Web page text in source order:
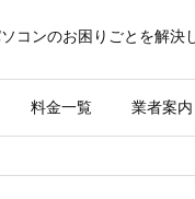
ンのお困りごとを解決
料金一覧 業者案内